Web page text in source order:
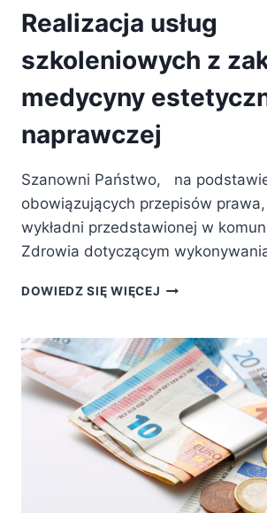
Realizacja usług
szkoleniowych z
medycyny
naprawczej
Szanowni Państwo, na
obowiązujących przepisów
wykładni przedstawionej w
Zdrowia dotyczącym
DOWIEDZ SIĘ WIĘCEJ REALIZACJA
Z
ZAKRESU
MEDYCYNY
ESTETYCZNO-
NAPRAWCZEJ